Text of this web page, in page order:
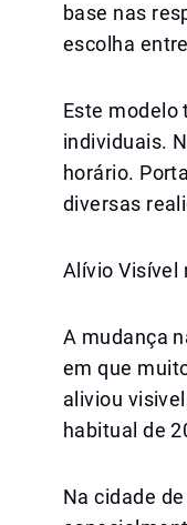
base nas
escolha
Este modelo
individuais.
horário.
diversas
Alívio Visível
A mudança
em que
aliviou
habitual de
Na cidade